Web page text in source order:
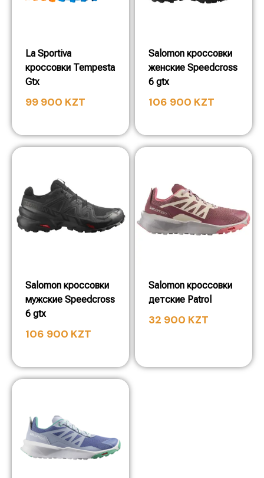
La Sportiva
кроссовки Tempesta
Gtx
99 900 KZT
Salomon кроссовки
женские Speedcross
6 gtx
106 900 KZT
Salomon кроссовки
мужские Speedcross
6 gtx
106 900 KZT
Salomon кроссовки
детские Patrol
32 900 KZT